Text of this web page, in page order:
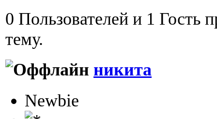
0 Пользователей и 1 Гость
тему.
никита
Newbie